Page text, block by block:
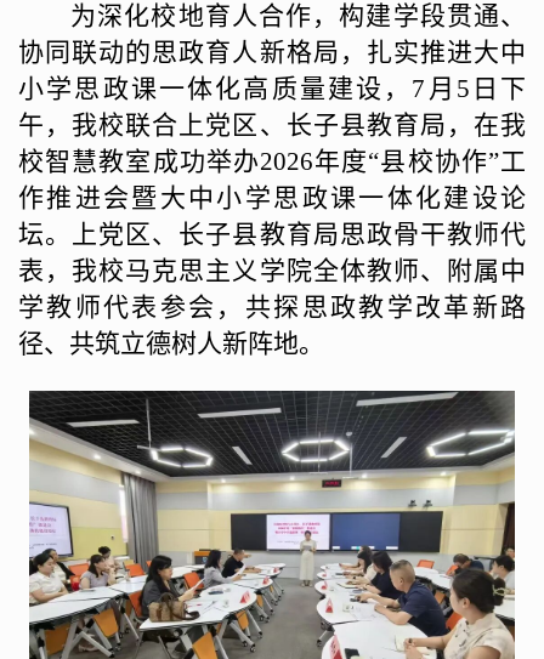
为深化校地育人合作，构建学段贯通、
协同联动的思政育人新格局，扎实推进大中
小学思政课一体化高质量建设， 7月5日下
午，我校联合上党区、长子县教育局，在我
校智慧教室成功举办2026年度“县校协作”工
作推进会暨大中小学思政课一体化建设论
坛。上党区、长子县教育局思政骨干教师代
表，我校马克思主义学院全体教师、附属中
学教师代表参会，共探思政教学改革新路
径、共筑立德树人新阵地。